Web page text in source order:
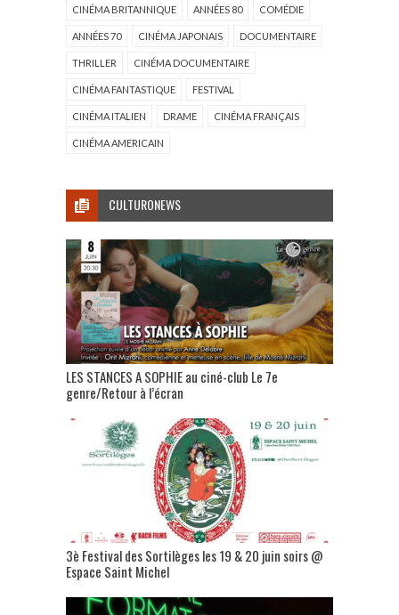
CINÉMA BRITANNIQUE ANNÉES 80 COMÉDIE
ANNÉES 70 CINÉMA JAPONAIS DOCUMENTAIRE
THRILLER CINÉMA DOCUMENTAIRE
CINÉMA FANTASTIQUE FESTIVAL
CINÉMA ITALIEN DRAME CINÉMA FRANÇAIS
CINÉMA AMERICAIN
CULTURONEWS
LES STANCES A SOPHIE au ciné-club Le 7e
genre/Retour à l’écran
3è Festival des Sortilèges les 19 & 20 juin soirs @
Espace Saint Michel